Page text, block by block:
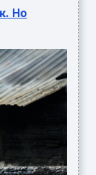
Но